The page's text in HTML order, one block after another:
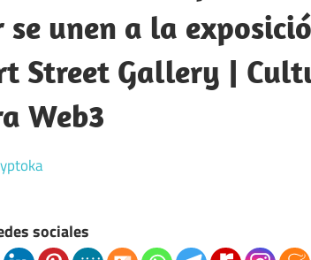
se unen a la
Street Gallery |
Web3
sociales